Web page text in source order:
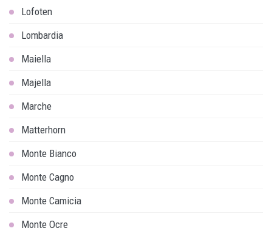
Lofoten
Lombardia
Maiella
Majella
Marche
Matterhorn
Monte Bianco
Monte Cagno
Monte Camicia
Monte Ocre